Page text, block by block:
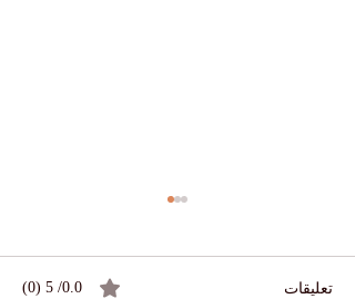
تعليقات 0.0/ 5 (0)